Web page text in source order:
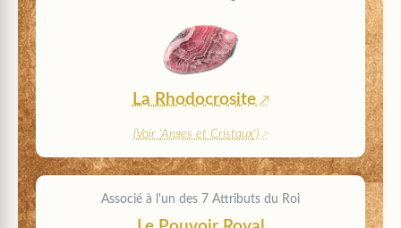
La Rhodocrosite
(Voir 'Anges et Cristaux')
Associé à l'un des 7 Attributs du Roi